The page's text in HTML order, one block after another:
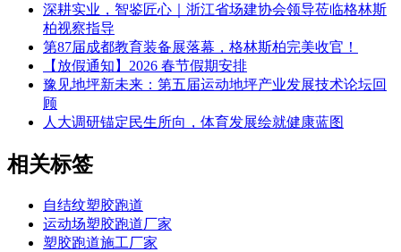
深耕实业，智鉴匠心｜浙江省场建协会领导莅临格林斯
柏视察指导
第87届成都教育装备展落幕，格林斯柏完美收官！
【放假通知】2026 春节假期安排
豫见地坪新未来：第五届运动地坪产业发展技术论坛回
顾
人大调研锚定民生所向，体育发展绘就健康蓝图
相关标签
自结纹塑胶跑道
运动场塑胶跑道厂家
塑胶跑道施工厂家